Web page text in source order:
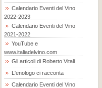
Calendario Eventi del Vino
2022-2023
Calendario Eventi del Vino
2021-2022
YouTube e
www.italiadelvino.com
Gli articoli di Roberto Vitali
L'enologo ci racconta
Calendario Eventi del Vino